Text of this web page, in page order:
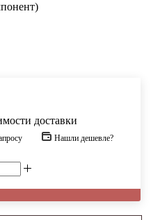
доставки
Нашли дешевле?